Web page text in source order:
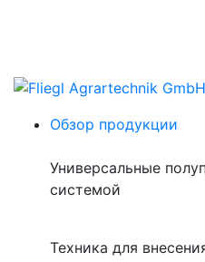
Обзор продукции
Универсальные
системой
Техника для